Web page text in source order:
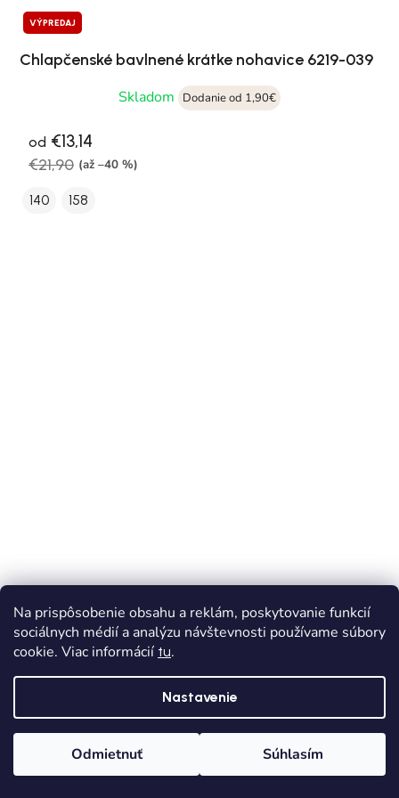
Na prispôsobenie obsahu a reklám, poskytovanie funkcií
sociálnych médií a analýzu návštevnosti používame súbory
cookie. Viac informácií tu.
Nastavenie
Odmietnuť Súhlasím
VÝPREDAJ
Chlapčenské bavlnené krátke nohavice 6219-039
Skladom
Dodanie od 1,90€
od €13,14
€21,90 (až –40 %)
140 158
VÝPREDAJ
Chlapčenské riflové krátke nohavice na gumičku
6218-033
Skladom Dodanie od 1,90€
€17,10